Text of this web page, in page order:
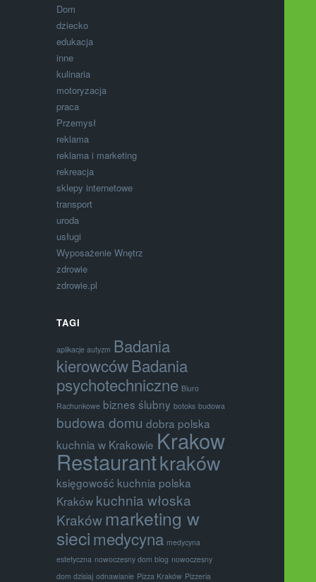
Dom
dziecko
edukacja
inne
kulinaria
motoryzacja
praca
Przemysł
reklama
reklama i marketing
rekreacja
sklepy internetowe
transport
uroda
usługi
Wyposażenie Wnętrz
zdrowie
zdrowie.pl
TAGI
aplikacje autyzm Badania
kierowcówBadania
psychotechniczne Biuro
Rachunkowe biznes ślubny botoks budowa
budowa domu dobra polska
kuchnia w Krakowie Krakow
Restaurantkraków
księgowość kuchnia polska
Kraków kuchnia włoska
Krakówmarketing w
siecimedycyna medycyna
estetyczna nowoczesny dom blog nowoczesny
dom dzisiaj odnawianie Pizza Kraków Pizzeria